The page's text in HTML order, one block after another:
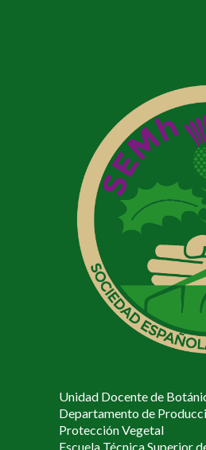
Unidad Docente de
Departamento de
Protección Vegetal
Escuela Técnica Superior